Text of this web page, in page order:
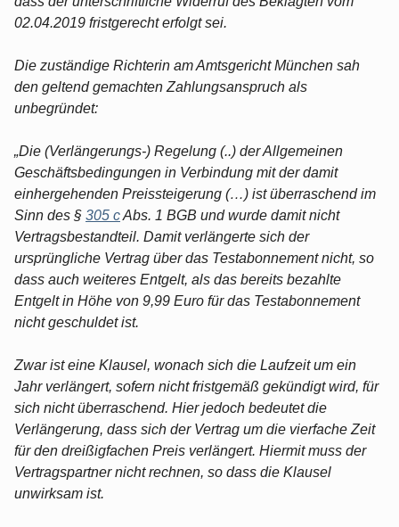
02.04.2019 fristgerecht erfolgt sei.
Die zuständige Richterin am Amtsgericht München sah
den geltend gemachten Zahlungsanspruch als
unbegründet:
„Die (Verlängerungs-) Regelung (..) der Allgemeinen
Geschäftsbedingungen in Verbindung mit der damit
einhergehenden Preissteigerung (…) ist überraschend im
Sinn des § 305 cAbs. 1 BGB und wurde damit nicht
Vertragsbestandteil. Damit verlängerte sich der
ursprüngliche Vertrag über das Testabonnement nicht, so
dass auch weiteres Entgelt, als das bereits bezahlte
Entgelt in Höhe von 9,99 Euro für das Testabonnement
nicht geschuldet ist.
Zwar ist eine Klausel, wonach sich die Laufzeit um ein
Jahr verlängert, sofern nicht fristgemäß gekündigt wird, für
sich nicht überraschend. Hier jedoch bedeutet die
Verlängerung, dass sich der Vertrag um die vierfache Zeit
für den dreißigfachen Preis verlängert. Hiermit muss der
Vertragspartner nicht rechnen, so dass die Klausel
unwirksam ist.